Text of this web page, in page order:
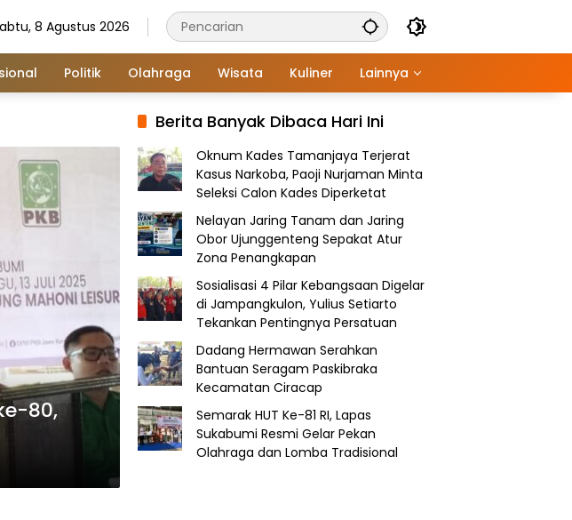
8 Agustus 2026
Politik Olahraga Wisata Kuliner Lainnya
80,
Berita Banyak Dibaca Hari Ini
Oknum Kades Tamanjaya Terjerat
Kasus Narkoba, Paoji Nurjaman Minta
Seleksi Calon Kades Diperketat
Nelayan Jaring Tanam dan Jaring
Obor Ujunggenteng Sepakat Atur
Zona Penangkapan
Sosialisasi 4 Pilar Kebangsaan Digelar
di Jampangkulon, Yulius Setiarto
Tekankan Pentingnya Persatuan
Dadang Hermawan Serahkan
Bantuan Seragam Paskibraka
Kecamatan Ciracap
Semarak HUT Ke-81 RI, Lapas
Sukabumi Resmi Gelar Pekan
Olahraga dan Lomba Tradisional